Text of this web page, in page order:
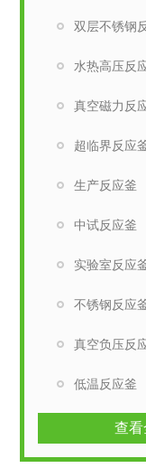
双层不锈钢
水热高压反
真空磁力反
超临界反应
生产反应釜
中试反应釜
实验室反应
不锈钢反应
真空负压反
低温反应釜
查看